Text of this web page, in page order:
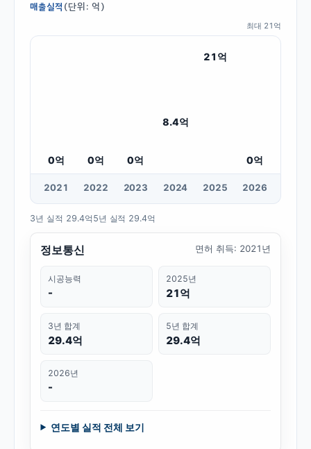
매출실적 (단위: 억)
최대 21 억
0억 0억 0억
8.4억
21 억
0억
2021 2022 2023 2024 2025 2026
3년 실적 29.4억 5년 실적 29.4억
정보통신 면허 취득: 2021년
시공능력
-
2025년
21억
3년 합계
29.4억
5년 합계
29.4억
2026년
-
연도별 실적 전체 보기